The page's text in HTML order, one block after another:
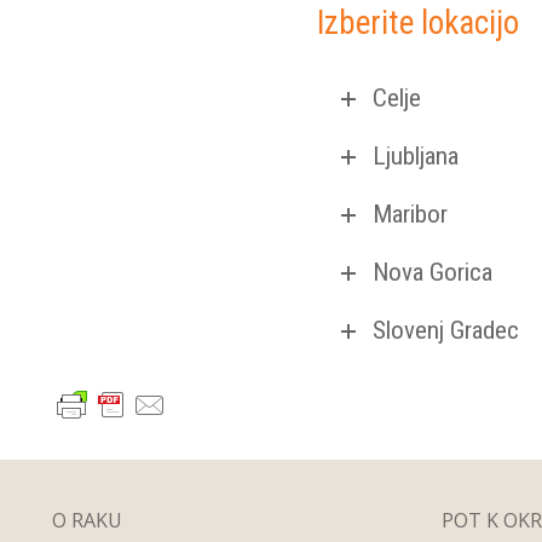
Izberite lokacijo
Celje
Ljubljana
Maribor
Nova Gorica
Slovenj Gradec
O RAKU
POT K